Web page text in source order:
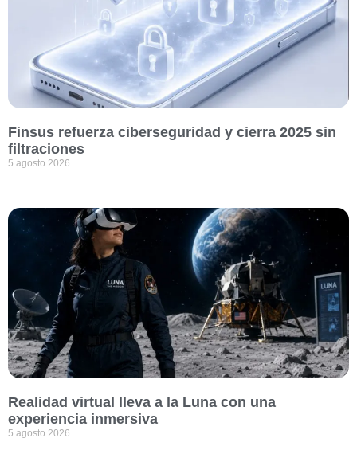
Finsus refuerza ciberseguridad y cierra 2025 sin
filtraciones
5 agosto 2026
Realidad virtual lleva a la Luna con una
experiencia inmersiva
5 agosto 2026